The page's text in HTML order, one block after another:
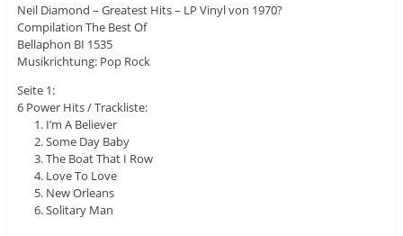
Neil Diamond ‎– Greatest Hits – LP Vinyl von 1970?
Compilation The Best Of
Bellaphon ‎BI 1535
Musikrichtung: Pop Rock
Seite 1:
6 Power Hits / Trackliste:
I’m A Believer
Some Day Baby
The Boat That I Row
Love To Love
New Orleans
Solitary Man